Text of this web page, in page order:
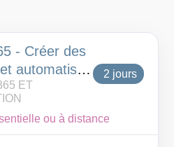
- Créer des
automatiser
ET
2 jours
ou à distance